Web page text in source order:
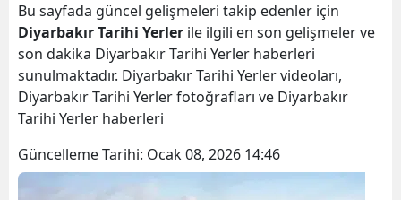
Bu sayfada güncel gelişmeleri takip edenler için
Diyarbakır Tarihi Yerler ile ilgili en son gelişmeler ve
son dakika Diyarbakır Tarihi Yerler haberleri
sunulmaktadır. Diyarbakır Tarihi Yerler videoları,
Diyarbakır Tarihi Yerler fotoğrafları ve Diyarbakır
Tarihi Yerler haberleri
Güncelleme Tarihi: Ocak 08, 2026 14:46